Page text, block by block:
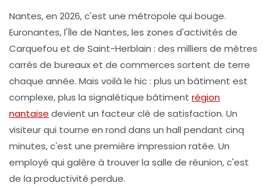
Nantes, en 2026, c'est une métropole qui bouge.
Euronantes, l'Île de Nantes, les zones d'activités de
Carquefou et de Saint-Herblain : des milliers de mètres
carrés de bureaux et de commerces sortent de terre
chaque année. Mais voilà le hic : plus un bâtiment est
complexe, plus la signalétique bâtiment région
nantaise devient un facteur clé de satisfaction. Un
visiteur qui tourne en rond dans un hall pendant cinq
minutes, c'est une première impression ratée. Un
employé qui galère à trouver la salle de réunion, c'est
de la productivité perdue.